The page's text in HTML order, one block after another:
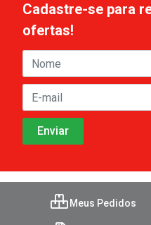
Cadastre-se para
ofertas!
Meus Pedidos